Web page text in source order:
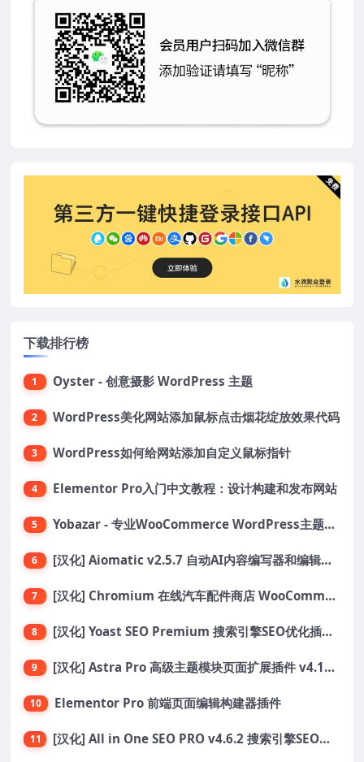
下载排行榜
1 Oyster - 创意摄影 WordPress 主题
2 WordPress美化网站添加鼠标点击烟花绽放效果代码
3 WordPress如何给网站添加自定义鼠标指针
4 Elementor Pro入门中文教程：设计构建和发布网站
5 Yobazar - 专业WooCommerce WordPress主题，助力在线商店
6 [汉化] Aiomatic v2.5.7 自动AI内容编写器和编辑器GPT-3和GPT-4等AI工具包
7 [汉化] Chromium 在线汽车配件商店 WooCommerce 主题 v1.3.28
8 [汉化] Yoast SEO Premium 搜索引擎SEO优化插件+全套扩展附件
9 [汉化] Astra Pro 高级主题模块页面扩展插件 v4.11.6
10 Elementor Pro 前端页面编辑构建器插件
11 [汉化] All in One SEO PRO v4.6.2 搜索引擎SEO优化WordPress插件